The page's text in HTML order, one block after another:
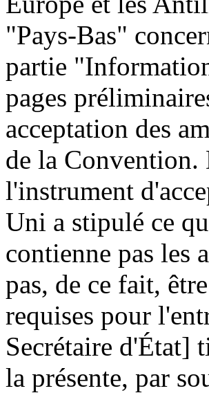
"Pays-Bas"
partie
pages
acceptation des
de la Convention.
l'instrument
Uni a stipulé ce
contienne pas les
pas, de ce fait,
requises pour
Secrétaire d'État]
la présente, par